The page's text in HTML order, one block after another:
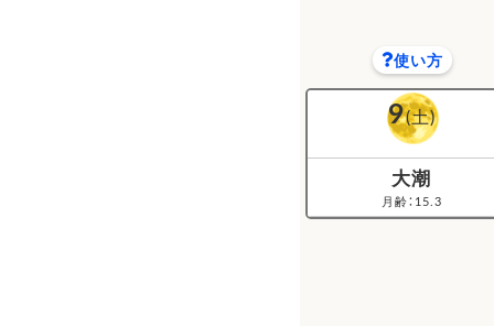
使い方
9(土)
大潮
月齢：15.3